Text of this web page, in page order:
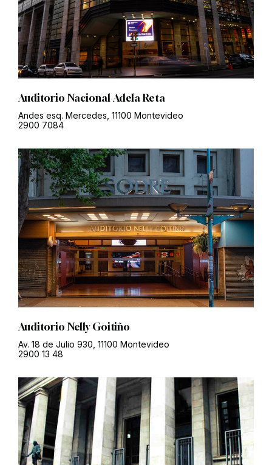
Auditorio Nacional Adela Reta
Andes esq. Mercedes, 11100 Montevideo
2900 7084
Auditorio Nelly Goitiño
Av. 18 de Julio 930, 11100 Montevideo
2900 13 48